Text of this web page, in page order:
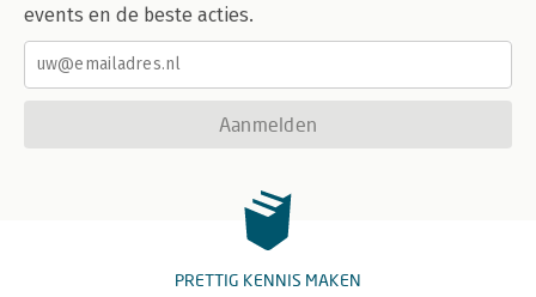
events en de beste acties.
Aanmelden
PRETTIG KENNIS MAKEN